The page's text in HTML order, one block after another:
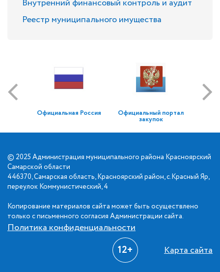
Внутренний финансовый контроль и аудит
Реестр муниципального имущества
Официальная Россия Официальный портал
закупок
© 2025 Администрация муниципального района Красноярский
Самарской области
446370, Самарская область, Красноярский район, с.Красный Яр,
переулок Коммунистический, 4
Копирование материалов сайта может быть осуществлено
только с письменного согласия Администрации сайта.
Политика конфиденциальности
12+ Карта сайта